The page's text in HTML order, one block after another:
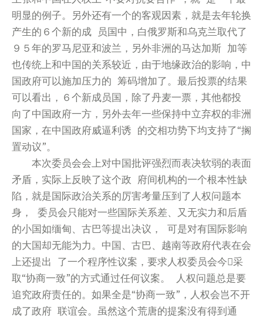
明显的例子。另外还有一个的客观因素，就是去年轮换
产生的６个新的成 员国中，白俄罗斯和乌克兰取代了
９５年的罗马尼亚和波兰，另外非洲的马达加斯 加等
也传统上和中国的关系较近，由于地缘政治的影响，中
国政府可以施加压力的 筹码增加了。最后投票的结果
可以看出，６个新成员国，除了丹麦一票，其他都投
向了中国政府一方，另外去年一些保持中立弃权的非洲
国家，在中国政府威逼利诱 的交相功势下均支持了“搁
置动议”。
本次委员会会上对中国批评强烈而表决软弱的表面
矛盾，实际上反映了这个政 府间机构的一个根本性缺
陷，就是国际政治关系的厉害考量压到了人权问题本
身， 委员会只能对一些国际关系差、又无实力和后盾
的小国如缅甸、古巴等提出决议， 可是对有国际影响
的大国却无能为力。中国、古巴、越南等政府代表在会
上还提出 了一个程序性议案，要求人权委员会今采
取“协商一致”的方式通过任何议案。 人权问题总是要
追究政府责任的。如果全是“协商一致”，人权会岂不开
成了政府 联谊会。虽然这个荒唐的提案没有得到通